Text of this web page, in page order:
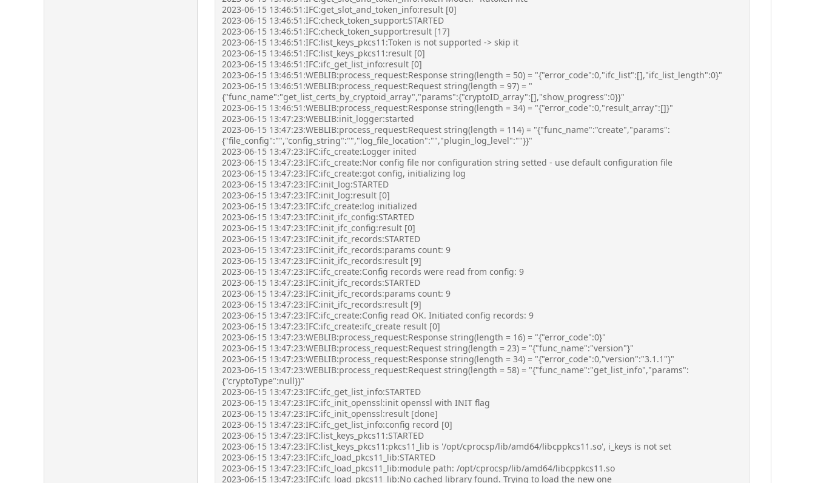
2023-06-15 13:46:51:IFC:get_slot_and_token_info:result [0]
2023-06-15 13:46:51:IFC:check_token_support:STARTED
2023-06-15 13:46:51:IFC:check_token_support:result [17]
2023-06-15 13:46:51:IFC:list_keys_pkcs11:Token is not supported -> skip it
2023-06-15 13:46:51:IFC:list_keys_pkcs11:result [0]
2023-06-15 13:46:51:IFC:ifc_get_list_info:result [0]
2023-06-15 13:46:51:WEBLIB:process_request:Response string(length = 50) = "{"error_code":0,"ifc_list":[],"ifc_list_length":0}"
2023-06-15 13:46:51:WEBLIB:process_request:Request string(length = 97) = "
{"func_name":"get_list_certs_by_cryptoid_array","params":{"cryptoID_array":[],"show_progress":0}}"
2023-06-15 13:46:51:WEBLIB:process_request:Response string(length = 34) = "{"error_code":0,"result_array":[]}"
2023-06-15 13:47:23:WEBLIB:init_logger:started
2023-06-15 13:47:23:WEBLIB:process_request:Request string(length = 114) = "{"func_name":"create","params":
{"file_config":"","config_string":"","log_file_location":"","plugin_log_level":""}}"
2023-06-15 13:47:23:IFC:ifc_create:Logger inited
2023-06-15 13:47:23:IFC:ifc_create:Nor config file nor configuration string setted - use default configuration file
2023-06-15 13:47:23:IFC:ifc_create:got config, initializing log
2023-06-15 13:47:23:IFC:init_log:STARTED
2023-06-15 13:47:23:IFC:init_log:result [0]
2023-06-15 13:47:23:IFC:ifc_create:log initialized
2023-06-15 13:47:23:IFC:init_ifc_config:STARTED
2023-06-15 13:47:23:IFC:init_ifc_config:result [0]
2023-06-15 13:47:23:IFC:init_ifc_records:STARTED
2023-06-15 13:47:23:IFC:init_ifc_records:params count: 9
2023-06-15 13:47:23:IFC:init_ifc_records:result [9]
2023-06-15 13:47:23:IFC:ifc_create:Config records were read from config: 9
2023-06-15 13:47:23:IFC:init_ifc_records:STARTED
2023-06-15 13:47:23:IFC:init_ifc_records:params count: 9
2023-06-15 13:47:23:IFC:init_ifc_records:result [9]
2023-06-15 13:47:23:IFC:ifc_create:Config read OK. Initiated config records: 9
2023-06-15 13:47:23:IFC:ifc_create:ifc_create result [0]
2023-06-15 13:47:23:WEBLIB:process_request:Response string(length = 16) = "{"error_code":0}"
2023-06-15 13:47:23:WEBLIB:process_request:Request string(length = 23) = "{"func_name":"version"}"
2023-06-15 13:47:23:WEBLIB:process_request:Response string(length = 34) = "{"error_code":0,"version":"3.1.1"}"
2023-06-15 13:47:23:WEBLIB:process_request:Request string(length = 58) = "{"func_name":"get_list_info","params":
{"cryptoType":null}}"
2023-06-15 13:47:23:IFC:ifc_get_list_info:STARTED
2023-06-15 13:47:23:IFC:ifc_init_openssl:init openssl with INIT flag
2023-06-15 13:47:23:IFC:ifc_init_openssl:result [done]
2023-06-15 13:47:23:IFC:ifc_get_list_info:config record [0]
2023-06-15 13:47:23:IFC:list_keys_pkcs11:STARTED
2023-06-15 13:47:23:IFC:list_keys_pkcs11:pkcs11_lib is '/opt/cprocsp/lib/amd64/libcppkcs11.so', i_keys is not set
2023-06-15 13:47:23:IFC:ifc_load_pkcs11_lib:STARTED
2023-06-15 13:47:23:IFC:ifc_load_pkcs11_lib:module path: /opt/cprocsp/lib/amd64/libcppkcs11.so
2023-06-15 13:47:23:IFC:ifc_load_pkcs11_lib:No cached library found. Trying to load the new one